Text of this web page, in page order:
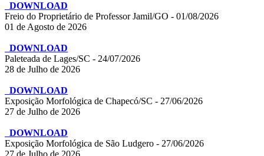
DOWNLOAD
Freio do Proprietário de Professor Jamil/GO - 01/08/2026
01 de Agosto de 2026
DOWNLOAD
Paleteada de Lages/SC - 24/07/2026
28 de Julho de 2026
DOWNLOAD
Exposição Morfológica de Chapecó/SC - 27/06/2026
27 de Julho de 2026
DOWNLOAD
Exposição Morfológica de São Ludgero - 27/06/2026